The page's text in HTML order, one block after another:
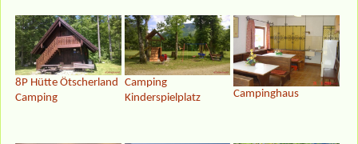
8P Hütte Ötscherland
Camping
Camping
Kinderspielplatz
Campinghaus